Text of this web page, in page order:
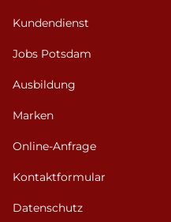
Kundendienst
Jobs Potsdam
Ausbildung
Marken
Online-Anfrage
Kontaktformular
Datenschutz